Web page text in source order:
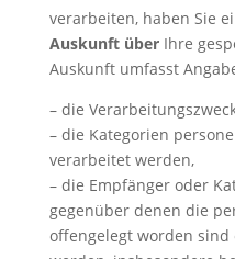
verarbeiten, haben Sie
Auskunft überIhre
Auskunft umfasst
– die
– die Kategorien
verarbeitet werden,
– die Empfänger oder
gegenüber denen die
offengelegt worden